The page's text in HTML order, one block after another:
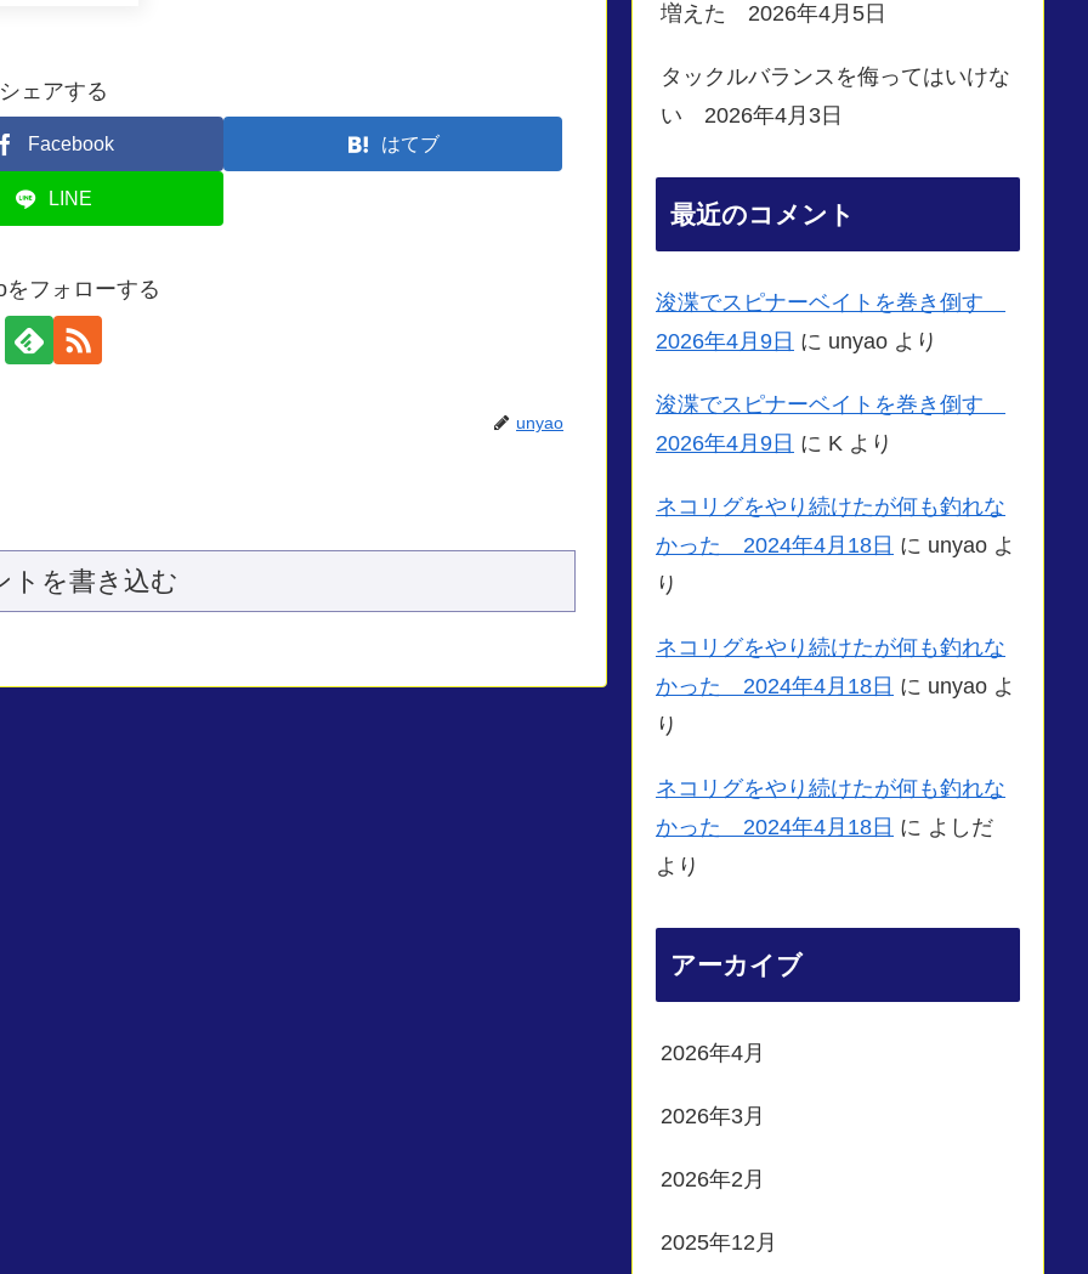
シェアする
Facebook はてブ
LINE
をフォローする
unyao
トを書き込む
増えた 2026年4月5日
タックルバランスを侮ってはいけな
い 2026年4月3日
最近のコメント
浚渫でスピナーベイトを巻き倒す
2026年4月9日 に unyao より
浚渫でスピナーベイトを巻き倒す
2026年4月9日 に K より
ネコリグをやり続けたが何も釣れな
かった 2024年4月18日 に unyao よ
り
ネコリグをやり続けたが何も釣れな
かった 2024年4月18日 に unyao よ
り
ネコリグをやり続けたが何も釣れな
かった 2024年4月18日 に よしだ
より
アーカイブ
2026年4月
2026年3月
2026年2月
2025年12月